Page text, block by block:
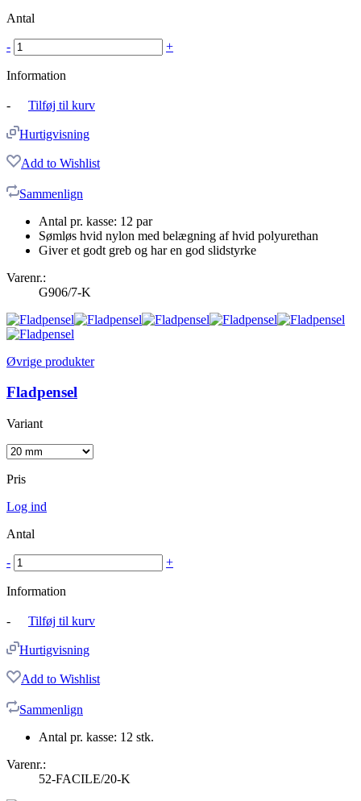
Antal
- +
Information
- Tilføj til kurv
Hurtigvisning
Add to Wishlist
Sammenlign
Antal pr. kasse: 12 par
Sømløs hvid nylon med belægning af hvid polyurethan
Giver et godt greb og har en god slidstyrke
Varenr.:
G906/7-K
Øvrige produkter
Fladpensel
Variant
Pris
Log ind
Antal
- +
Information
- Tilføj til kurv
Hurtigvisning
Add to Wishlist
Sammenlign
Antal pr. kasse: 12 stk.
Varenr.:
52-FACILE/20-K